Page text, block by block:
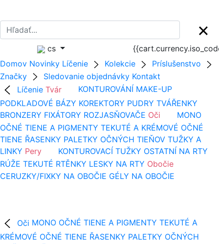
cs
Domov Novinky Líčenie Kolekcie
Príslušenstvo
Značky
Sledovanie objednávky Kontakt
Líčenie Tvár KONTUROVÁNÍ MAKE-UP
PODKLADOVÉ BÁZY KOREKTORY PUDRY TVÁŘENKY
BRONZERY FIXÁTORY ROZJASŇOVAČE Oči
MONO
OČNÉ TIENE A PIGMENTY TEKUTÉ A KRÉMOVÉ OČNÉ
TIENE ŘASENKY PALETKY OČNÝCH TIEŇOV TUŽKY A
LINKY Pery KONTUROVACÍ TUŽKY OSTATNÍ NA RTY
RÚŽE TEKUTÉ RTĚNKY LESKY NA RTY Obočie
CERUZKY/FIXKY NA OBOČIE GÉLY NA OBOČIE
Oči MONO OČNÉ TIENE A PIGMENTY TEKUTÉ A
KRÉMOVÉ OČNÉ TIENE ŘASENKY PALETKY OČNÝCH